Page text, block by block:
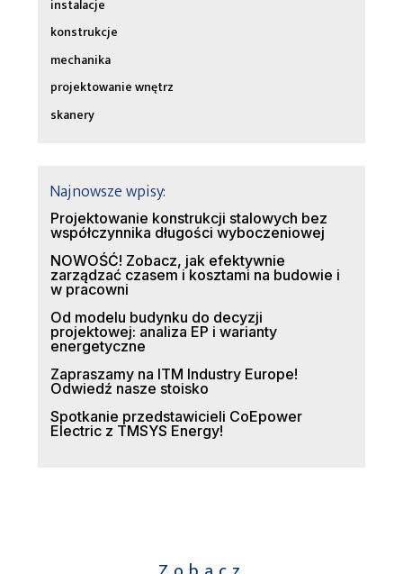
instalacje
konstrukcje
mechanika
projektowanie wnętrz
skanery
Najnowsze wpisy:
Projektowanie konstrukcji stalowych bez
współczynnika długości wyboczeniowej
NOWOŚĆ! Zobacz, jak efektywnie
zarządzać czasem i kosztami na budowie i
w pracowni
Od modelu budynku do decyzji
projektowej: analiza EP i warianty
energetyczne
Zapraszamy na ITM Industry Europe!
Odwiedź nasze stoisko
Spotkanie przedstawicieli CoEpower
Electric z TMSYS Energy!